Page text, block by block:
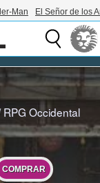
Man El Señor de los
RPG Occidental
COMPRAR